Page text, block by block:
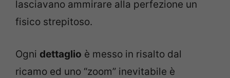
lasciavano ammirare alla perfezione un
fisico strepitoso.
Ogni dettaglio è messo in risalto dal
ricamo ed uno “zoom” inevitabile è